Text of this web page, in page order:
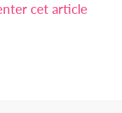
cet article